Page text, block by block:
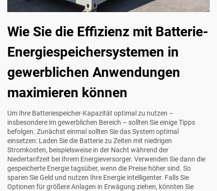
Wie Sie die Effizienz mit Batterie-
Energiespeichersystemen in
gewerblichen Anwendungen
maximieren können
Um Ihre Batteriespeicher-Kapazität optimal zu nutzen –
insbesondere im gewerblichen Bereich – sollten Sie einige Tipps
befolgen. Zunächst einmal sollten Sie das System optimal
einsetzen: Laden Sie die Batterie zu Zeiten mit niedrigen
Stromkosten, beispielsweise in der Nacht während der
Niedertarifzeit bei Ihrem Energieversorger. Verwenden Sie dann die
gespeicherte Energie tagsüber, wenn die Preise höher sind. So
sparen Sie Geld und nutzen Ihre Energie intelligenter. Falls Sie
Optionen für größere Anlagen in Erwägung ziehen, könnten Sie